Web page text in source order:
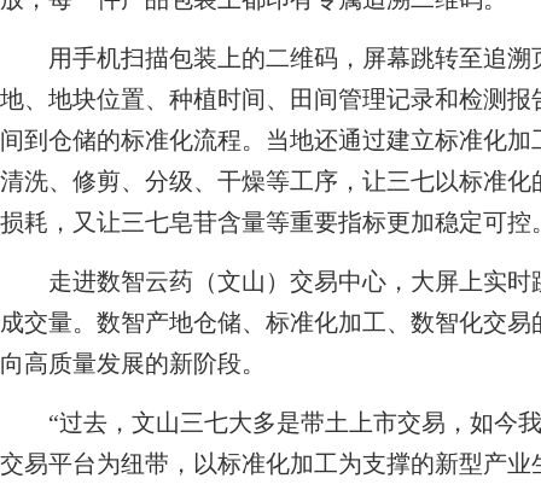
用手机扫描包装上的二维码，屏幕跳转至追溯
地、地块位置、种植时间、田间管理记录和检测
间到仓储的标准化流程。当地还通过建立标准化
清洗、修剪、分级、干燥等工序，让三七以标准
损耗，又让三七皂苷含量等重要指标更加稳定可控
走进数智云药（文山）交易中心，大屏上实时
成交量。数智产地仓储、标准化加工、数智化交
向高质量发展的新阶段。
“过去，文山三七大多是带土上市交易，如今
交易平台为纽带，以标准化加工为支撑的新型产